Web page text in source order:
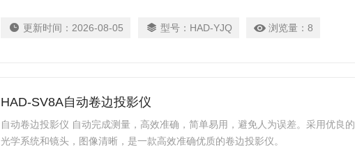
更新时间： 2026-08-05 型号： HAD-YJQ 浏览量： 8
HAD-SV8A自动卷边投影仪
自动卷边投影仪 自动完成测量，高效准确，简单易用，避免人为误差。采用优良的
光学系统和镜头，图像清晰，是一款高效准确优质的卷边投影仪。